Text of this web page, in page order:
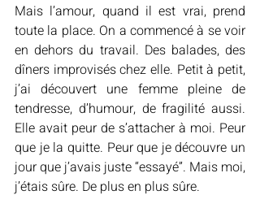
Mais l’amour, quand il est vrai, prend
toute la place. On a commencé à se voir
en dehors du travail. Des balades, des
dîners improvisés chez elle. Petit à petit,
j’ai découvert une femme pleine de
tendresse, d’humour, de fragilité aussi.
Elle avait peur de s’attacher à moi. Peur
que je la quitte. Peur que je découvre un
jour que j’avais juste “essayé”. Mais moi,
j’étais sûre. De plus en plus sûre.